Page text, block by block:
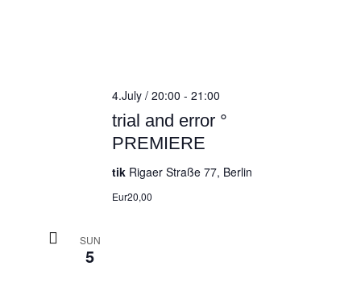
trial and error °
PREMIERE
4.July / 20:00 - 21:00
tik Rigaer Straße 77, Berlin
Eur20,00
SUN
5